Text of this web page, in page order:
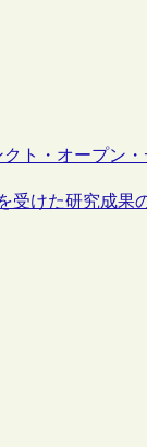
ト・オープン
受けた研究成果